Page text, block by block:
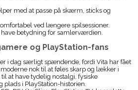
med at passe på skærm, sticks og
ved længere spilsessioner.
have betydning for samlerværdien.
og PlayStation-fans
i dag særligt spændende, fordi Vita har fået
nok til at føles skarp og lækker i
at have tydelig nostalgi, fysiske
i PlayStation-historien.